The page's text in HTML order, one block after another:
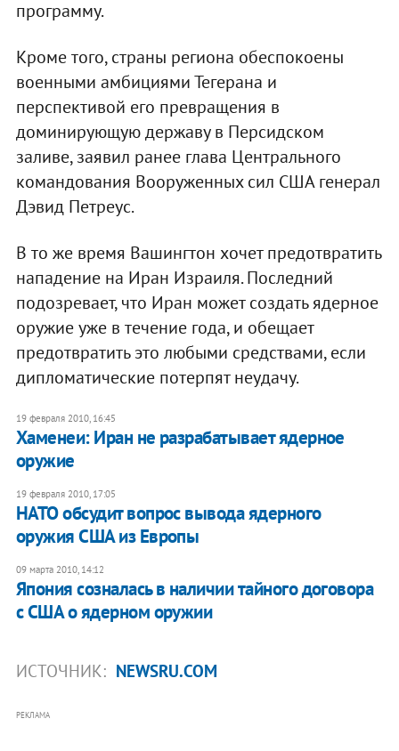
программу.
Кроме того, страны региона обеспокоены
военными амбициями Тегерана и
перспективой его превращения в
доминирующую державу в Персидском
заливе, заявил ранее глава Центрального
командования Вооруженных сил США генерал
Дэвид Петреус.
В то же время Вашингтон хочет предотвратить
нападение на Иран Израиля. Последний
подозревает, что Иран может создать ядерное
оружие уже в течение года, и обещает
предотвратить это любыми средствами, если
дипломатические потерпят неудачу.
19 февраля 2010, 16:45
Хаменеи: Иран не разрабатывает ядерное
оружие
19 февраля 2010, 17:05
НАТО обсудит вопрос вывода ядерного
оружия США из Европы
09 марта 2010, 14:12
Япония созналась в наличии тайного договора
с США о ядерном оружии
ИСТОЧНИК: NEWSRU.COM
РЕКЛАМА